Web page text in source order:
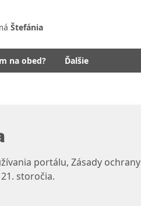
Štefánia
na obed? Ďalšie
portálu, Zásady ochrany
storočia.